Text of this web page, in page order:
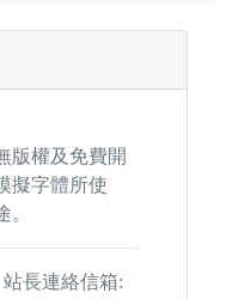
版權及免費開
擬字體所使
站長連絡信箱: